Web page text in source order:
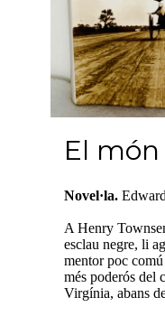
El
Novel·la.Edward
A Henry
esclau negre, li
mentor poc
més poderós del
Virgínia, abans